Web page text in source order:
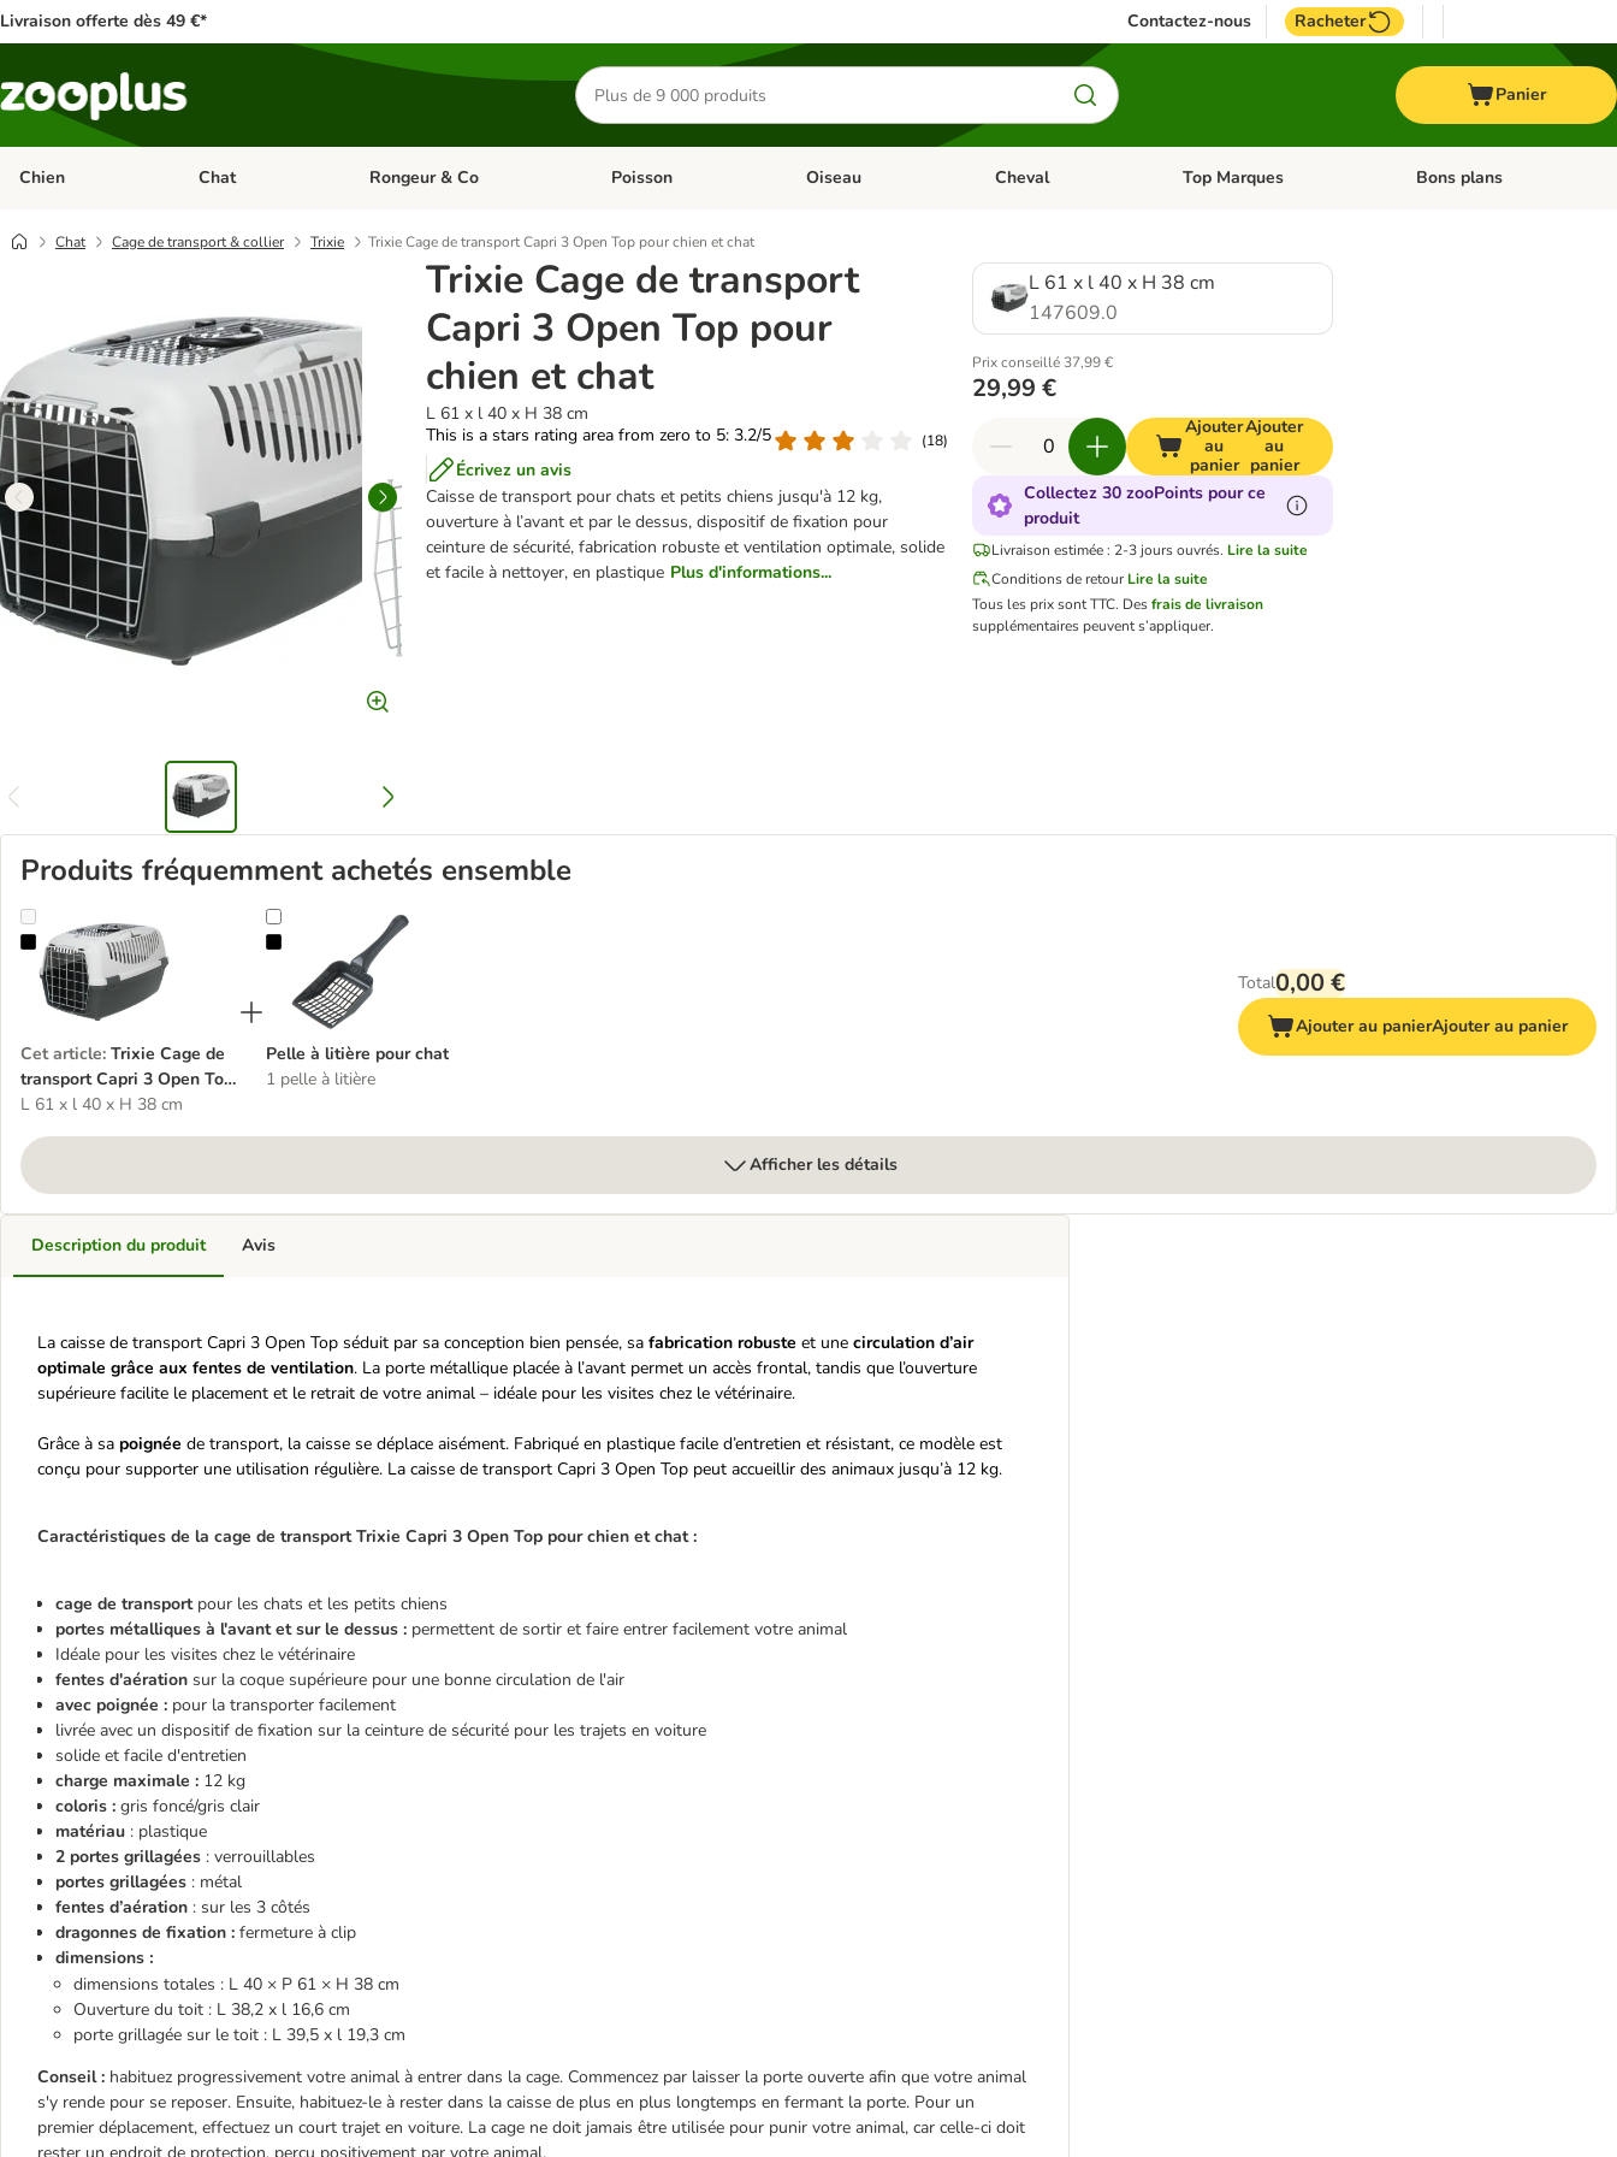
Livraison offerte dès 49 €* Contactez-nous Racheter
Rechercher
des
produits
Panier
Chien Dérouler les catégories: Chien
Chat Dérouler les catégories: Chat
Rongeur & Co Dérouler les catégories: Rongeur & Co
Poisson Dérouler les catégories: Poisson
Oiseau Dérouler les catégories: Oiseau
Cheval Dérouler les catégories: Cheval
Top Marques Dérouler les catégories: Top
Bons plans
Chat Cage de transport & collier Trixie Trixie Cage de transport Capri 3 Open Top pour chien et chat
Trixie Cage de transport
Capri 3 Open Top pour
chien et chat
L 61 x l 40 x H 38 cm
This is a stars rating area from zero to 5: 3.2/5
(18)
Écrivez un avis
Caisse de transport pour chats et petits chiens jusqu'à 12 kg,
ouverture à l’avant et par le dessus, dispositif de fixation pour
ceinture de sécurité, fabrication robuste et ventilation optimale, solide
et facile à nettoyer, en plastique Plus d'informations...
L 61 x l 40 x H 38 cm
147609.0
Prix conseillé 37,99 €
29,99 €
Ajouter
au
panier
Ajouter
au
panier
Collectez 30 zooPoints pour ce
produit
Livraison estimée : 2-3 jours ouvrés. Lire la suite
Conditions de retour Lire la suite
Tous les prix sont TTC. Desfrais de livraison
supplémentaires peuvent s’appliquer.
Produits fréquemment achetés ensemble
Trixie Cage de transport Capri 3 Open Top pour chien et chat
Cet article: Trixie Cage de
transport Capri 3 Open Top
pour chien et chat
L 61 x l 40 x H 38 cm
Pelle à litière pour chat
Pelle à litière pour chat
1 pelle à litière
Total0,00 €
Ajouter au panierAjouter au panier
Afficher les détails
Description du produit
La caisse de transport Capri 3 Open Top séduit par sa conception bien pensée, sa fabrication robuste et une circulation d’air
optimale grâce aux fentes de ventilation. La porte métallique placée à l’avant permet un accès frontal, tandis que l’ouverture
supérieure facilite le placement et le retrait de votre animal – idéale pour les visites chez le vétérinaire.
Grâce à sa poignée de transport, la caisse se déplace aisément. Fabriqué en plastique facile d’entretien et résistant, ce modèle est
conçu pour supporter une utilisation régulière. La caisse de transport Capri 3 Open Top peut accueillir des animaux jusqu’à 12 kg.
Caractéristiques de la cage de transport Trixie Capri 3 Open Top pour chien et chat :
cage de transport pour les chats et les petits chiens
portes métalliques à l'avant et sur le dessus : permettent de sortir et faire entrer facilement votre animal
Idéale pour les visites chez le vétérinaire
fentes d'aération sur la coque supérieure pour une bonne circulation de l'air
avec poignée : pour la transporter facilement
livrée avec un dispositif de fixation sur la ceinture de sécurité pour les trajets en voiture
solide et facile d'entretien
charge maximale : 12 kg
coloris : gris foncé/gris clair
matériau : plastique
2 portes grillagées : verrouillables
portes grillagées : métal
fentes d’aération : sur les 3 côtés
dragonnes de fixation : fermeture à clip
dimensions :
dimensions totales : L 40 × P 61 × H 38 cm
Ouverture du toit : L 38,2 x l 16,6 cm
porte grillagée sur le toit : L 39,5 x l 19,3 cm
Conseil: habituez progressivement votre animal à entrer dans la cage. Commencez par laisser la porte ouverte afin que votre animal
s'y rende pour se reposer. Ensuite, habituez-le à rester dans la caisse de plus en plus longtemps en fermant la porte. Pour un
premier déplacement, effectuez un court trajet en voiture. La cage ne doit jamais être utilisée pour punir votre animal, car celle-ci doit
Avis